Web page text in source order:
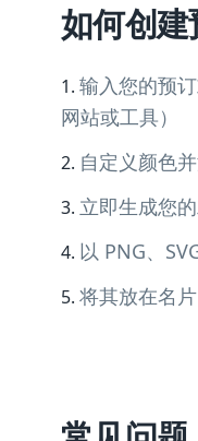
如何创
输入您的预
网站或工具）
自定义颜色
立即生成您
以 PNG、
将其放在名